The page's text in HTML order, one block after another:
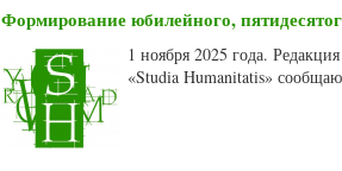
Формирование юбилейного,
1 ноября 2025 года.
«Studia Humanitatis»